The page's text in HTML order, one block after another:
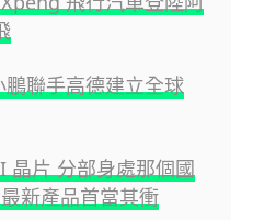
聯手高德建立全球
晶片 分部身處那個國
新產品首當其衝